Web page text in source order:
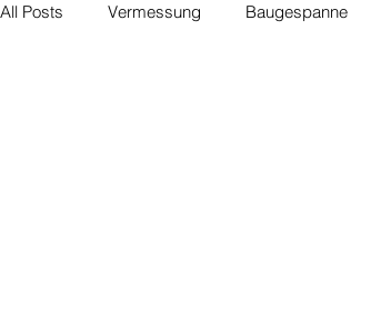
All Posts Vermessung Baugespanne